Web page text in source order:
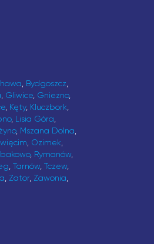
Bydgoszcz
Gliwice, Gniezno,
Kęty, Kluczbork
, Lisia Góra
, Mszana Dolna
Ozimek
, Rymanów,
Tarnów, Tczew,
Zator Zawonia